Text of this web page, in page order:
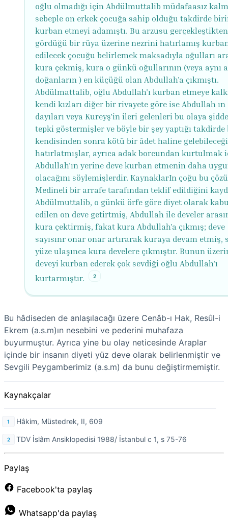
oğlu olmadığı için Abdülmuttalib müdafaasız
sebeple on erkek çocuğa sahip olduğu takdirde
kurban etmeyi adamıştı. Bu arzusu
gördüğü bir rüya üzerine nezrini hatırlamış
edilecek çocuğu belirlemek maksadıyla oğulları
kura çekmiş, kura o günkü oğullarının (veya aynı
doğanların ) en küçüğü olan Abdullah'a çıkmıştı.
Abdülmattalib, oğlu Abdullah'ı kurban etmeye
kendi kızları diğer bir rivayete göre ise Abdullah ın
dayıları veya Kureyş'in ileri gelenleri bu olaya
tepki göstermişler ve böyle bir şey yaptığı
kendisinden sonra kötü bir âdet haline
hatırlatmışlar, ayrıca adak borcundan kurtulmak
Abdullah'ın yerine deve kurban etmenin daha
olacağını söylemişlerdir. KaynaklarIn çoğu bu
Medineli bir arrafe tarafından teklif edildiğini
Abdülmuttalib, o günkü örfe göre diyet olarak
edilen on deve getirtmiş, Abdullah ile develer
kura çektirmiş, fakat kura Abdullah'a çıkmış; deve
sayısınr onar onar artırarak kuraya devam etmiş,
yüze ulaşınca kura develere çıkmıştır. Bunun
deveyi kurban ederek çok sevdiği oğlu Abdullah'ı
kurtarmıştır.
2
Bu hâdiseden de anlaşılacağı üzere Cenâb-ı Hak, Resûl-i
Ekrem (a.s.m)ın nesebini ve pederini muhafaza
buyurmuştur. Ayrıca yine bu olay neticesinde Araplar
içinde bir insanın diyeti yüz deve olarak belirlenmiştir ve
Sevgili Peygamberimiz (a.s.m) da bunu değiştirmemiştir.
Kaynakçalar
Hâkim, Müstedrek, II, 609
TDV İslâm Ansiklopedisi 1988/ İstanbul c 1, s 75-76
Paylaş
Facebook'ta paylaş
Whatsapp'da paylaş